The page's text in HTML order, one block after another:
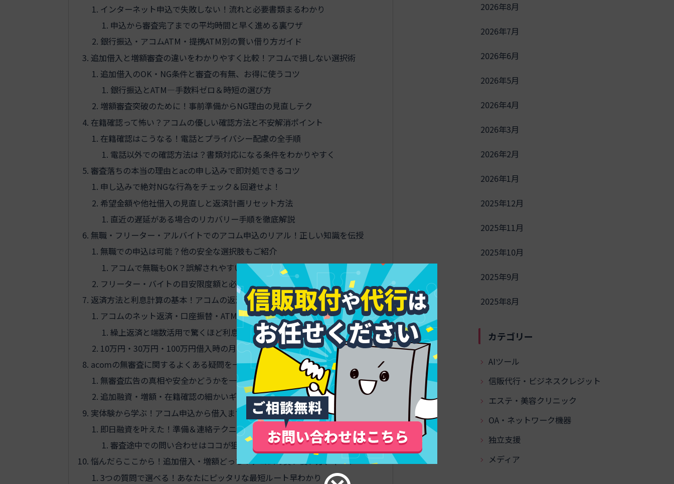
インターネット申込で失敗しない！流れと必要書類まるわかり
申込から審査完了までの平均時間と早く進める裏ワザ
銀行振込・アコムATM・提携ATM別の賢い借り方ガイド
追加借入と増額審査の違いをわかりやすく比較！アコムで損しない選択術
追加借入のOK・NG条件と審査の有無、お得に使うコツ
銀行振込とATM―手数料ゼロ＆時短の選び方
増額審査突破のために！事前準備からNG理由の見直しテク
在籍確認って怖い？アコムの優しい確認方法と不安解消ポイント
在籍確認はこうなる！電話とプライバシー配慮の全手順
電話以外での確認方法は？書類対応になる条件をわかりやすく
審査落ちの本当の理由とacの申し込みで即対処できるコツ
申し込みで絶対NGな行為をチェック＆回避せよ！
希望金額や他社借入の見直しと返済計画リセット方法
直近の遅延がある場合のリカバリー手順を徹底解説
無職・フリーター・アルバイトでのアコム申込のリアル！正しい知識を伝授
無職での申込は可能？他の安全な選択肢もご紹介
アコムで無職もOK？誤解されやすい理由をわかりやすく検証
フリーター・バイトの目安限度額と必要書類まとめ
返済方法と利息計算の基本！アコムの返済をグッとラクにする裏ワザ
アコムのネット返済・口座振替・ATM返済の違いをすっきり比較
繰上返済と端数活用で驚くほど利息を減らすテク
10万円・30万円・100万円借入時の月々返済額をかんたんシミュレート
acomの無審査に関するよくある疑問を一挙解決！Q&A集
無審査広告の真相や安全かどうかを一発見抜く方法
追加融資・増額・在籍確認の細かいギモンもココで解決
実体験から学ぶ！アコム申込から借入までのリアル時系列ストーリー
即日融資を叶えた！準備＆連絡テクニック完全ガイド
審査途中での問い合わせはココが狙い目！損しない確認タイミングを伝授
悩んだらここから！追加借入・増額どっち？アコムの賢い使い方チャート
3つの質問で選べる！あなたにピッタリな最短ルート早わかり
2026年8月
2026年7月
2026年6月
2026年5月
2026年4月
2026年3月
2026年2月
2026年1月
2025年12月
2025年11月
2025年10月
2025年9月
2025年8月
カテゴリー
AIツール
信販代行・ビジネスクレジット
エステ・美容クリニック
OA・ネットワーク機器
独立支援
メディア